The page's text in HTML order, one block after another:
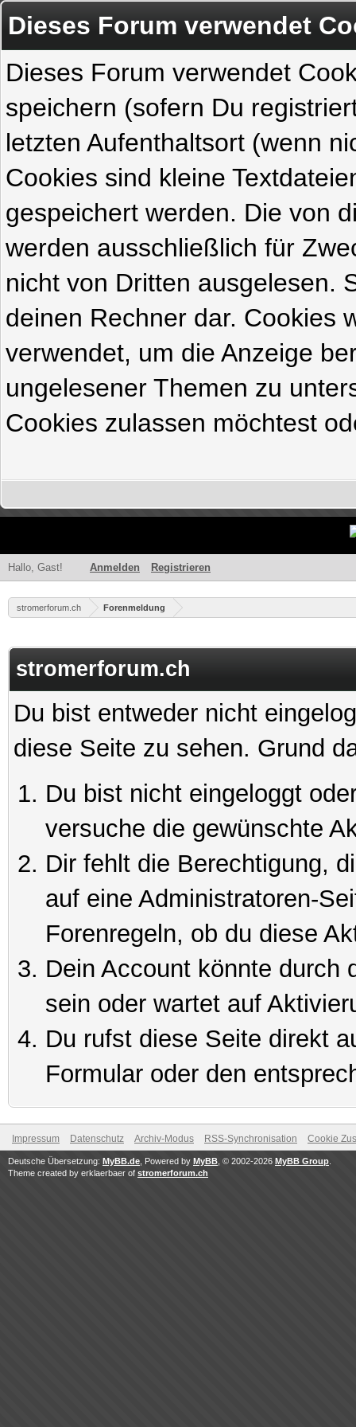
Dieses Forum verwendet
Dieses Forum verwendet
speichern (sofern Du
letzten Aufenthaltsort (wenn
Cookies sind kleine
gespeichert werden. Die von
werden ausschließlich für
nicht von Dritten ausgelesen.
deinen Rechner dar. Cookies
verwendet, um die Anzeige
ungelesener Themen zu
Cookies zulassen möchtest
Hallo, Gast! Anmelden Registrieren
stromerforum.ch Forenmeldung
stromerforum.ch
Du bist entweder nicht
diese Seite zu sehen. Grund
Du bist nicht eingeloggt
versuche die gewünschte
Dir fehlt die Berechtigung,
auf eine Administratoren-
Forenregeln, ob du diese
Dein Account könnte durch
sein oder wartet auf
Du rufst diese Seite direkt
Formular oder den
Impressum Datenschutz Archiv-Modus RSS-Synchronisation Cookie
Deutsche Übersetzung: MyBB.de , Powered by MyBB , © 2002-2026 MyBB Group
Theme created by erklaerbaer of stromerforum.ch